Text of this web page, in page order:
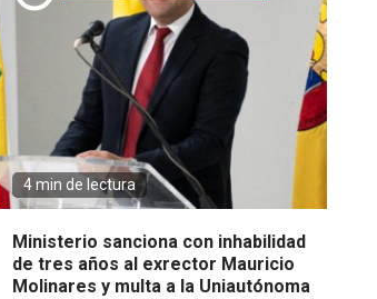
4 min de lectura
Ministerio sanciona con inhabilidad
de tres años al exrector Mauricio
Molinares y multa a la Uniautónoma